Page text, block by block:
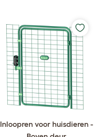
Inloopren voor huisdieren -